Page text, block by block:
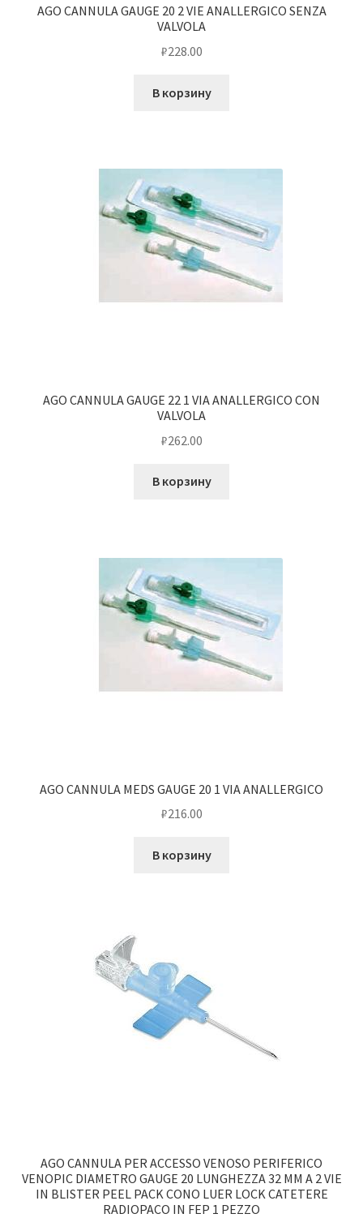
AGO CANNULA GAUGE 20 2 VIE ANALLERGICO SENZA
VALVOLA
₽228.00
В корзину
AGO CANNULA GAUGE 22 1 VIA ANALLERGICO CON
VALVOLA
₽262.00
В корзину
AGO CANNULA MEDS GAUGE 20 1 VIA ANALLERGICO
₽216.00
В корзину
AGO CANNULA PER ACCESSO VENOSO PERIFERICO
VENOPIC DIAMETRO GAUGE 20 LUNGHEZZA 32 MM A 2 VIE
IN BLISTER PEEL PACK CONO LUER LOCK CATETERE
RADIOPACO IN FEP 1 PEZZO